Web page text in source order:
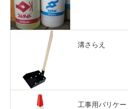
溝さらえ
工事用バリケー